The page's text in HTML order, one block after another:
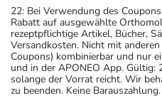
22: Bei Verwendung des
Rabatt auf ausgewählte
rezeptpflichtige Artikel, Bücher,
Versandkosten. Nicht mit
Coupons) kombinierbar und nur
und in der APONEO App. Gültig:
solange der Vorrat reicht. Wir
zu beenden. Keine Barauszahlung.